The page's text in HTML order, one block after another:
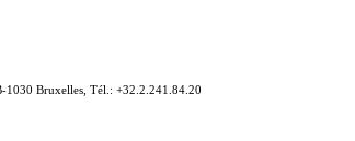
1030 Bruxelles, Tél.: +32.2.241.84.20